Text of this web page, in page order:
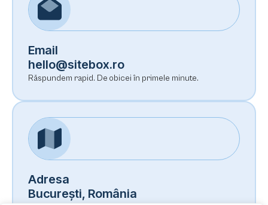
Email
hello@sitebox.ro
Răspundem rapid. De obicei în primele minute.
Adresa
București, România